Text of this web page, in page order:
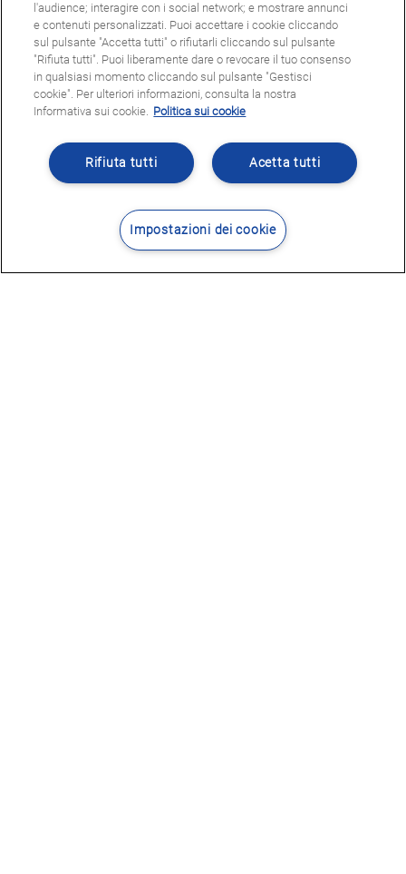
l'audience; interagire con i social network; e mostrare annunci
e contenuti personalizzati. Puoi accettare i cookie cliccando
sul pulsante "Accetta tutti" o rifiutarli cliccando sul pulsante
"Rifiuta tutti". Puoi liberamente dare o revocare il tuo consenso
in qualsiasi momento cliccando sul pulsante "Gestisci
cookie". Per ulteriori informazioni, consulta la nostra
Informativa sui cookie. Politica sui cookie
Acetta tutti
Rifiuta tutti
Impostazioni dei cookie